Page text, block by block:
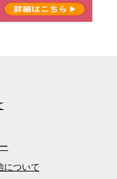
について